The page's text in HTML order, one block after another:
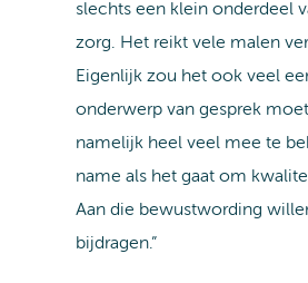
slechts een klein onderdeel
zorg. Het reikt vele malen
Eigenlijk zou het ook veel
onderwerp van gesprek
namelijk heel veel mee te
name als het gaat om
Aan die bewustwording
bijdragen.”